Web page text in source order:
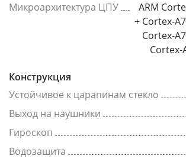
Микроархитектура ЦПУ
ARM
+ Cortex-
Cortex-
Cortex-
Конструкция
Устойчивое к царапинам стекло
Выход на наушники
Гироскоп
Водозащита